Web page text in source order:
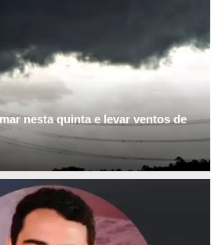
nesta quinta e levar ventos de